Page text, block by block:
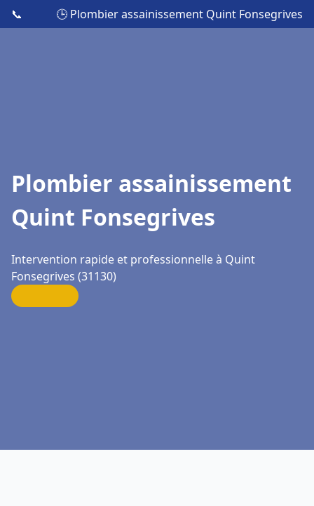
📞 🕒 Plombier assainissement Quint Fonsegrives
Plombier assainissement
Quint Fonsegrives
Intervention rapide et professionnelle à Quint
Fonsegrives (31130)